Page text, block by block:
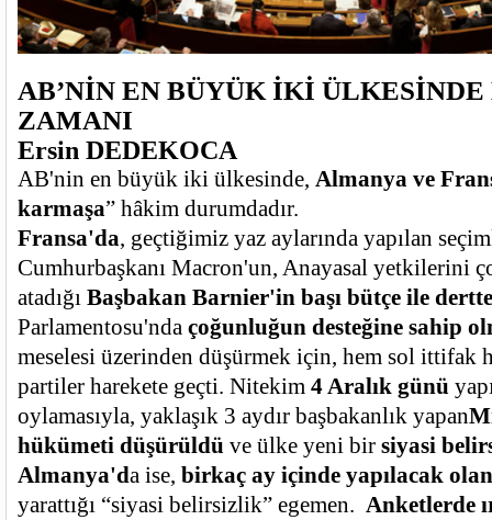
AB’NİN EN BÜYÜK İKİ
ZAMANI
Ersin DEDEKOCA
AB'nin en büyük iki ülkesinde, Almanya ve
karmaşa” hâkim durumdadır.
Fransa'da, geçtiğimiz yaz aylarında yapılan
Cumhurbaşkanı Macron'un, Anayasal yetkilerini
atadığı Başbakan Barnier'in başı bütçe ile dertte
Parlamentosu'nda çoğunluğun desteğine sahip
meselesi üzerinden düşürmek için, hem sol ittifak
partiler harekete geçti. Nitekim 4 Aralık günü
oylamasıyla, yaklaşık 3 aydır başbakanlık yapan
hükümeti düşürüldü ve ülke yeni bir siyasi
Almanya'da ise, birkaç ay içinde yapılacak
yarattığı “siyasi belirsizlik” egemen. Anketlerde